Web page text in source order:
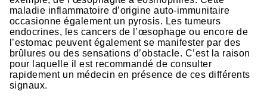
maladie inflammatoire d’origine auto-immunitaire
occasionne également un pyrosis. Les tumeurs
endocrines, les cancers de l’œsophage ou encore de
l’estomac peuvent également se manifester par des
brûlures ou des sensations d’obstacle. C’est la raison
pour laquelle il est recommandé de consulter
rapidement un médecin en présence de ces différents
signaux.